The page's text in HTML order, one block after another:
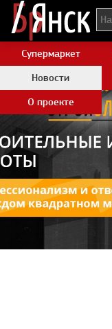
Супермаркет
Новости
О проекте